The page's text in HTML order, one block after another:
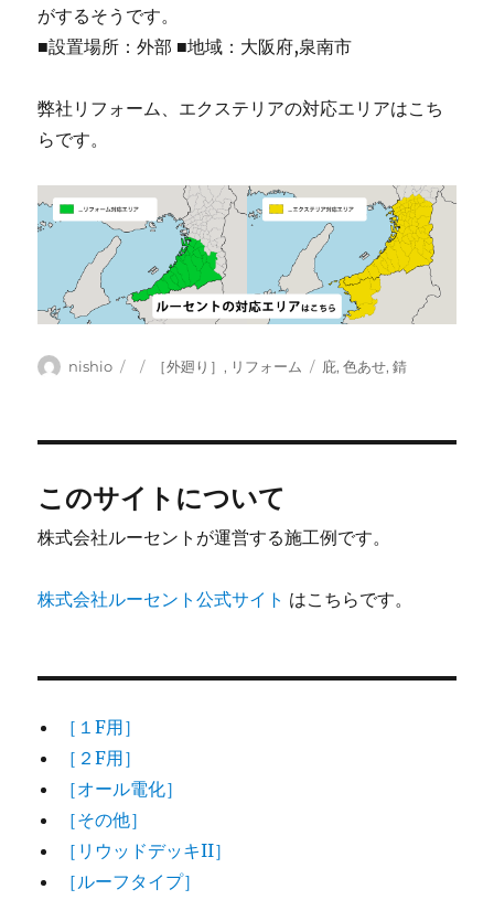
がするそうです。
■設置場所：外部 ■地域：大阪府,泉南市
弊社リフォーム、エクステリアの対応エリアはこち
らです。
投
nishio
投
カ［外廻り］ , リフォーム
タ
庇,色あせ,錆
このサイトについて
株式会社ルーセントが運営する施工例です。
株式会社ルーセント公式サイト はこちらです。
［１F用］
［２F用］
［オール電化］
［その他］
［リウッドデッキII］
［ルーフタイプ］